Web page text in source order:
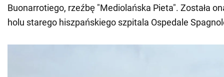
Buonarrotiego, rzeźbę "Mediolańska Pieta". Została
holu starego hiszpańskiego szpitala Ospedale